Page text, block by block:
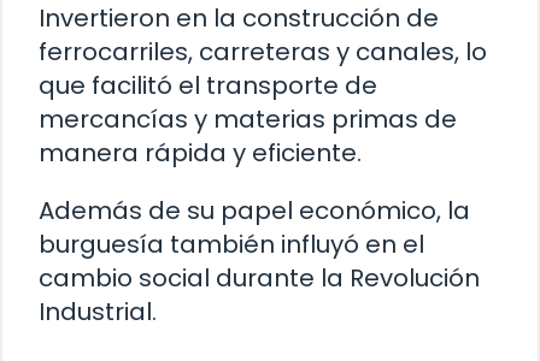
Invertieron en la construcción de
ferrocarriles, carreteras y canales, lo
que facilitó el transporte de
mercancías y materias primas de
manera rápida y eficiente.
Además de su papel económico, la
burguesía también influyó en el
cambio social durante la Revolución
Industrial.